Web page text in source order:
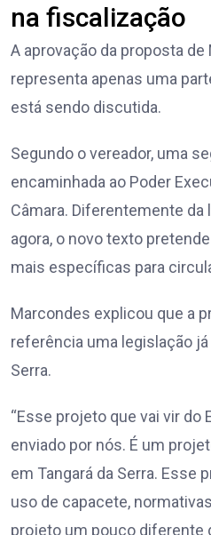
na fiscalização
A aprovação da proposta
representa apenas uma
está sendo discutida.
Segundo o vereador, uma
encaminhada ao Poder
Câmara. Diferentemente da
agora, o novo texto
mais específicas para
Marcondes explicou que a
referência uma legislação
Serra.
“Esse projeto que vai vir
enviado por nós. É um
em Tangará da Serra. Esse
uso de capacete,
projeto um pouco diferente